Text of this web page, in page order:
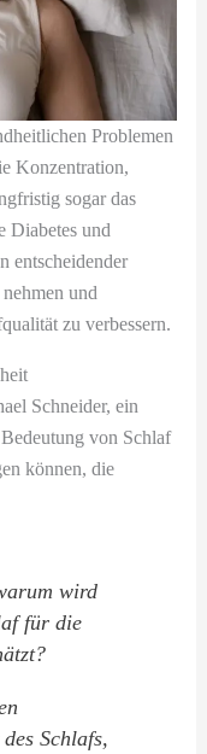
Problemen
Konzentration,
sogar das
Diabetes und
entscheidender
und
zu verbessern.
Schneider, ein
von Schlaf
können, die
wird
für die
Schlafs,